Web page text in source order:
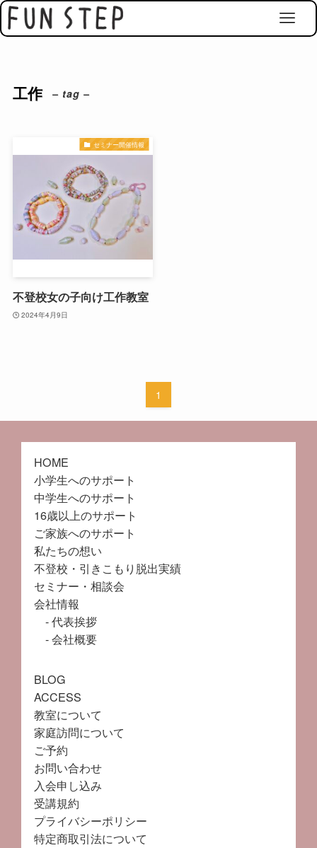
工作 – tag –
セミナー開催情報
不登校女の子向け工作教室
2024年4月9日
1
BLOG
ACCESS
教室について
家庭訪問について
ご予約
お問い合わせ
入会申し込み
受講規約
プライバシーポリシー
特定商取引法について
HOME
小学生へのサポート
中学生へのサポート
16歳以上のサポート
ご家族へのサポート
私たちの想い
不登校・引きこもり脱出実績
セミナー・相談会
会社情報
代表挨拶
会社概要